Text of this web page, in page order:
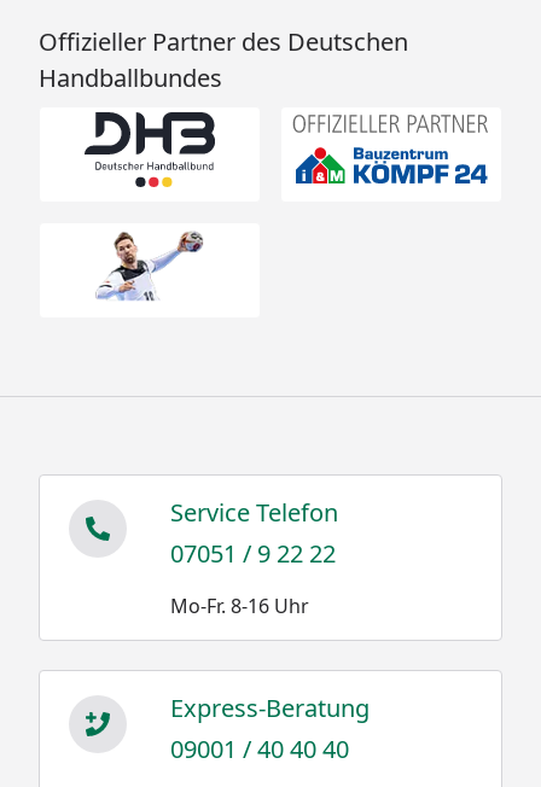
Offizieller Partner des Deutschen
Handballbundes
Service Telefon
07051 / 9 22 22
Mo-Fr. 8-16 Uhr
Express-Beratung
09001 / 40 40 40